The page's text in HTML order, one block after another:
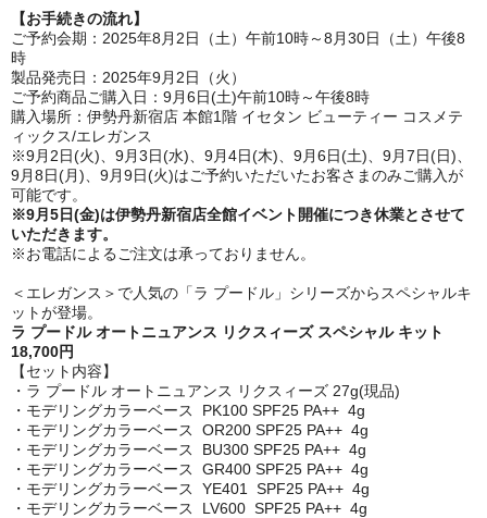
【お手続きの流れ】
ご予約会期：2025年8月2日（土）午前10時～8月30日（土）午後8
時
製品発売日：2025年9月2日（火）
ご予約商品ご購入日： 9月6日(土)午前10時～午後8時
購入場所：伊勢丹新宿店 本館1階 イセタン ビューティー コスメテ
ィックス/エレガンス
※9月2日(火)、9月3日(水)、9月4日(木)、9月6日(土)、9月7日(日)、
9月8日(月)、9月9日(火)はご予約いただいたお客さまのみご購入が
可能です。
※9月5日(金)は伊勢丹新宿店全館イベント開催につき休業とさせて
いただきます。
※お電話によるご注文は承っておりません。
＜エレガンス＞で人気の「ラ プードル」シリーズからスペシャルキ
ットが登場。
ラ プードル オートニュアンス リクスィーズ スペシャル キット
18,700円
【セット内容】
・ラ プードル オートニュアンス リクスィーズ 27g(現品)
・モデリングカラーベース PK100 SPF25 PA++ 4g
・モデリングカラーベース OR200 SPF25 PA++ 4g
・モデリングカラーベース BU300 SPF25 PA++ 4g
・モデリングカラーベース GR400 SPF25 PA++ 4g
・モデリングカラーベース YE401 SPF25 PA++ 4g
・モデリングカラーベース LV600 SPF25 PA++ 4g